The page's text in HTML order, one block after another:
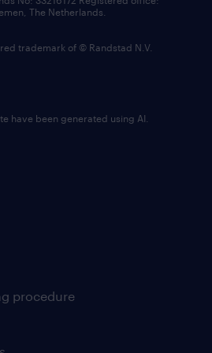
procedure
The Netherlands.
trademark of © Randstad N.V.
have been generated using AI.